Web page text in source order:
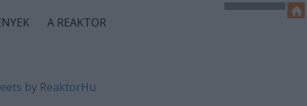
A REAKTOR
by ReaktorHu